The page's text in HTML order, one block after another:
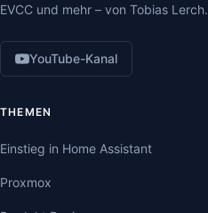
EVCC und mehr – von Tobias Lerch.
YouTube-Kanal
THEMEN
Einstieg in Home Assistant
Proxmox